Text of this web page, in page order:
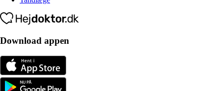
Download appen